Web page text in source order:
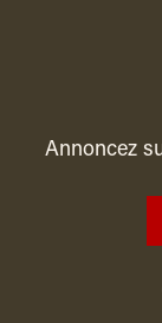
Annoncez